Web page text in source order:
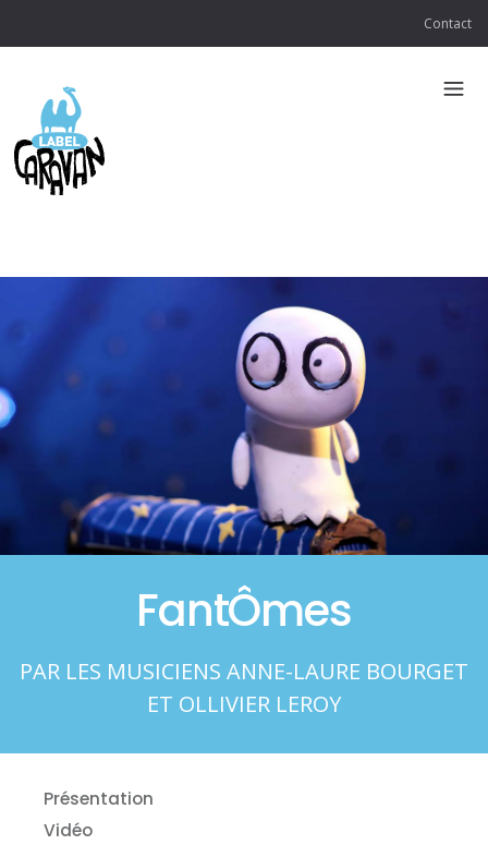
Contact
FantÔmes
PAR LES MUSICIENS ANNE-LAURE BOURGET
ET OLLIVIER LEROY
Présentation
Vidéo